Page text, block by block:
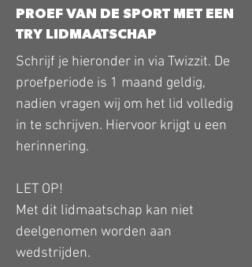
PROEF VAN DE SPORT MET EEN
TRY LIDMAATSCHAP
Schrijf je hieronder in via Twizzit. De
proefperiode is 1 maand geldig,
nadien vragen wij om het lid volledig
in te schrijven. Hiervoor krijgt u een
herinnering.
LET OP!
Met dit lidmaatschap kan niet
deelgenomen worden aan
wedstrijden.